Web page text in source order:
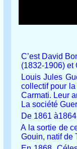
C’est David
(1832-1906) et
Louis Jules
collectif pour la
Carmati. Leur
La société
De 1861
A la sortie de
Gouin, natif de